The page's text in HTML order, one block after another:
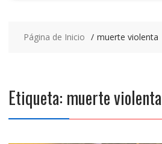
Página de Inicio muerte violenta
Etiqueta: muerte violenta